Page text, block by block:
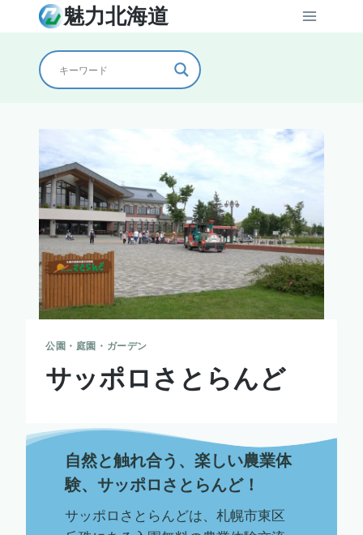
魅力北海道
公園・庭園・ガーデン
サッポロさとらんど
自然と触れ合う、楽しい農業体
験、サッポロさとらんど！
サッポロさとらんどは、札幌市東区